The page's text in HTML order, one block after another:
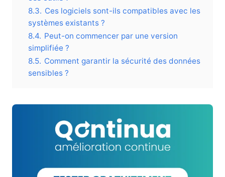
8.3. Ces logiciels sont-ils compatibles avec les
systèmes existants ?
8.4. Peut-on commencer par une version
simplifiée ?
8.5. Comment garantir la sécurité des données
sensibles ?